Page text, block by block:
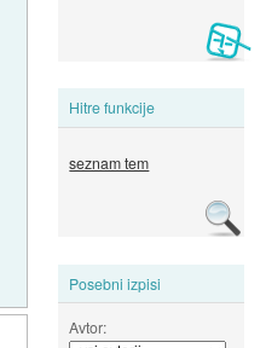
Hitre funkcije
seznam tem
Posebni izpisi
Avtor: